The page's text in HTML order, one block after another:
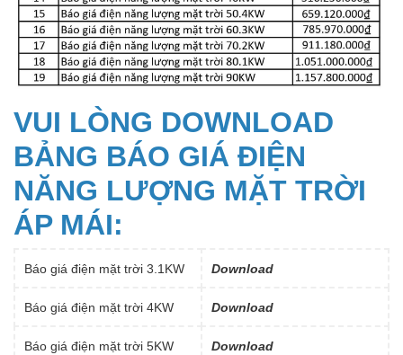
VUI LÒNG DOWNLOAD
BẢNG BÁO GIÁ ĐIỆN
NĂNG LƯỢNG MẶT TRỜI
ÁP MÁI:
Báo giá điện mặt trời 3.1KW Download
Báo giá điện mặt trời 4KW Download
Báo giá điện mặt trời 5KW Download